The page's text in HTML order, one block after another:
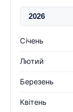
Січень
Лютий
Березень
Квітень